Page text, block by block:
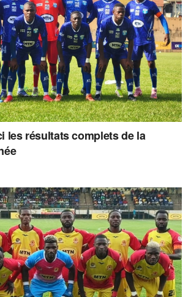
les résultats complets de la